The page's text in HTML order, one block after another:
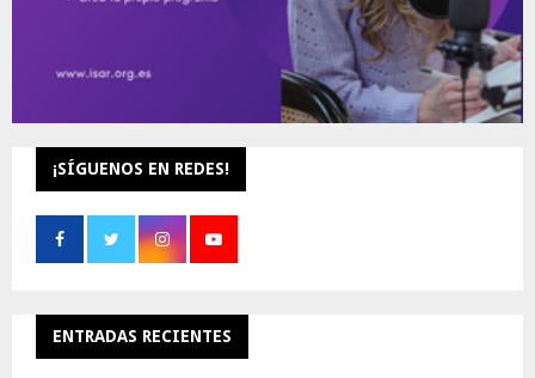
¡SÍGUENOS EN REDES!
ENTRADAS RECIENTES